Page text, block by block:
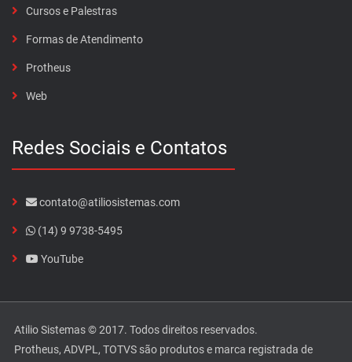
Cursos e Palestras
Formas de Atendimento
Protheus
Web
Redes Sociais e Contatos
contato@atiliosistemas.com
(14) 9 9738-5495
YouTube
Atilio Sistemas © 2017. Todos direitos reservados.
Protheus, ADVPL, TOTVS são produtos e marca registrada de